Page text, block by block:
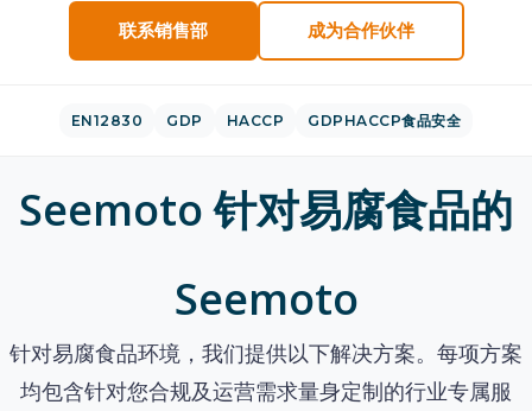
联系销售部 成为合作伙伴
EN12830 GDP HACCP GDPHACCP食品安全
Seemoto 针对易腐食品的
Seemoto
针对易腐食品环境，我们提供以下解决方案。每项方案
均包含针对您合规及运营需求量身定制的行业专属服